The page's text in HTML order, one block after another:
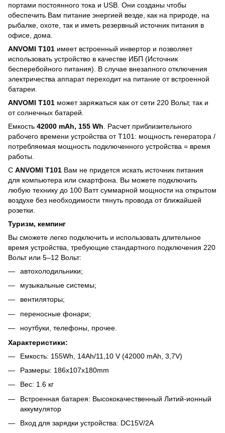
портами постоянного тока и USB. Они созданы чтобы
обеспечить Вам питание энергией везде, как на природе, на
рыбалке, охоте, так и иметь резервный источник питания в
офисе, дома.
ANVOMI T101 имеет встроенный инвертор и позволяет
использовать устройство в качестве ИБП (Источник
бесперебойного питания). В случае внезапного отключения
электричества аппарат переходит на питание от встроенной
батареи.
ANVOMI T101 может заряжаться как от сети 220 Вольт, так и
от солнечных батарей.
Емкость 42000 mAh, 155 Wh . Расчет приблизительного
рабочего времени устройства от T101: мощность генератора /
потребляемая мощность подключенного устройства = время
работы.
С ANVOMI T101 Вам не придется искать источник питания
для компьютера или смартфона. Вы можете подключить
любую технику до 100 Ватт суммарной мощности на открытом
воздухе без необходимости тянуть провода от ближайшей
розетки.
Туризм, кемпинг
Вы сможете легко подключить и использовать длительное
время устройства, требующие стандартного подключения 220
Вольт или 5–12 Вольт:
автохолодильники;
музыкальные системы;
вентиляторы;
переносные фонари;
ноутбуки, телефоны, прочее.
Характеристики:
Емкость: 155Wh, 14Ah/11,10 V (42000 mAh, 3,7V)
Размеры: 186x107x180mm
Вес: 1.6 кг
Встроенная батарея: Высококачественный Литий-ионный
аккумулятор
Вход для зарядки устройства: DC15V/2A